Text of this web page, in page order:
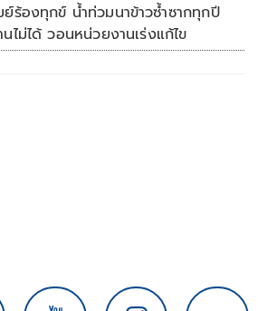
ย์ร้องทุกข์ น้ำท่วมนาข้าวซ้ำซากทุกปี
นไม่ได้ วอนหน่วยงานเร่งแก้ไข